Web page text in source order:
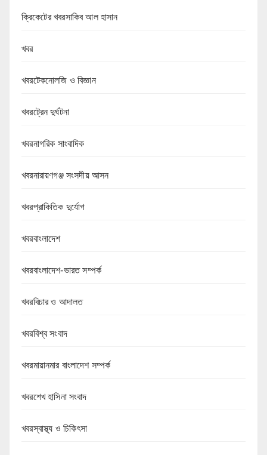
ক্রিকেটের খবরসাকিব আল হাসান
খবর
খবরটেকনোলজি ও বিজ্ঞান
খবরট্রেন দুর্ঘটনা
খবরনাগরিক সাংবাদিক
খবরনারায়ণগঞ্জ সংসদীয় আসন
খবরপ্রাকিতিক দুর্যোগ
খবরবাংলাদেশ
খবরবাংলাদেশ-ভারত সম্পর্ক
খবরবিচার ও আদালত
খবরবিশ্ব সংবাদ
খবরমায়ানমার বাংলাদেশ সম্পর্ক
খবরশেখ হাসিনা সংবাদ
খবরস্বাস্থ্য ও চিকিৎসা